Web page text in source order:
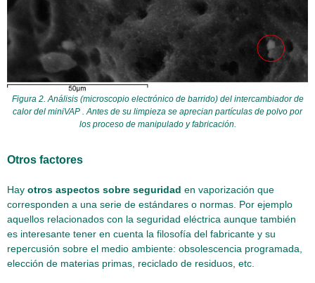
Figura 2. Análisis (microscopio electrónico de barrido) del intercambiador de
calor del miniVAP . Antes de su limpieza se aprecian partículas de polvo por
los proceso de manipulado y fabricación.
Otros factores
Hay otros aspectos sobre seguridad en vaporización que
corresponden a una serie de estándares o normas. Por ejemplo
aquellos relacionados con la seguridad eléctrica aunque también
es interesante tener en cuenta la filosofía del fabricante y su
repercusión sobre el medio ambiente: obsolescencia programada,
elección de materias primas, reciclado de residuos, etc.